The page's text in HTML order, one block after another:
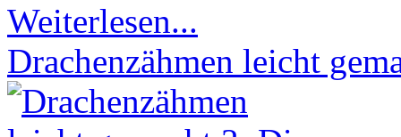
Weiterlesen...
Drachenzähmen leicht